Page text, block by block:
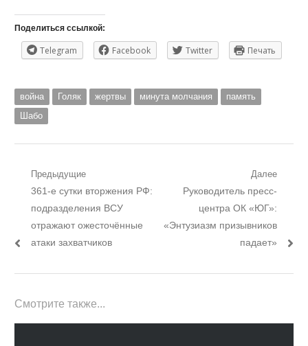
Поделиться ссылкой:
Telegram Facebook Twitter Печать
война Голяк жертвы минута молчания
память
Шабо
Навигация
записям
Предыдущие
Предыдущий
пост:
361-е сутки вторжения РФ:
подразделения ВСУ
отражают ожесточённые
атаки захватчиков
Далее
Следующий
пост:
Руководитель пресс-
центра ОК «ЮГ»:
«Энтузиазм призывников
падает»
Смотрите также...